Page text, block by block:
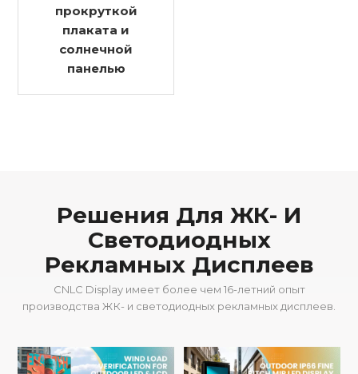
прокруткой
плаката и
солнечной
панелью
Решения Для ЖК- И
Светодиодных
Рекламных Дисплеев
CNLC Display имеет более чем 16-летний опыт
производства ЖК- и светодиодных рекламных дисплеев.